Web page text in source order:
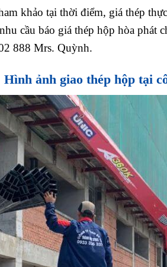
khảo tại thời điểm, giá thép
cầu báo giá thép hộp hòa phát
888 Mrs. Quỳnh.
Hình ảnh giao thép hộp tại